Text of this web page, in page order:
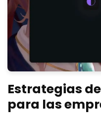
Estrategias
para las